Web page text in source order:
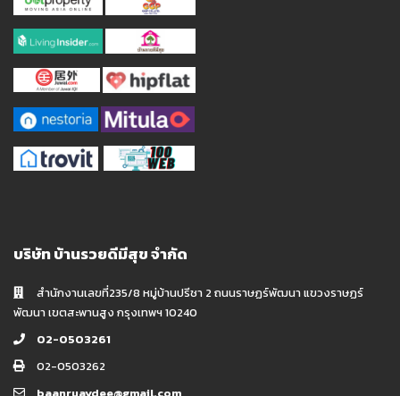
บริษัท บ้านรวยดีมีสุข จำกัด
สำนักงานเลขที่235/8 หมู่บ้านปรีชา 2 ถนนราษฏร์พัฒนา แขวงราษฏร์
พัฒนา เขตสะพานสูง กรุงเทพฯ 10240
02-0503261
02-0503262